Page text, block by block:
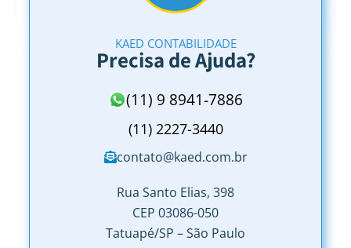
KAED CONTABILIDADE
Precisa de Ajuda?
(11) 9 8941-7886
(11) 2227-3440
contato@kaed.com.br
Rua Santo Elias, 398
CEP 03086-050
Tatuapé/SP – São Paulo